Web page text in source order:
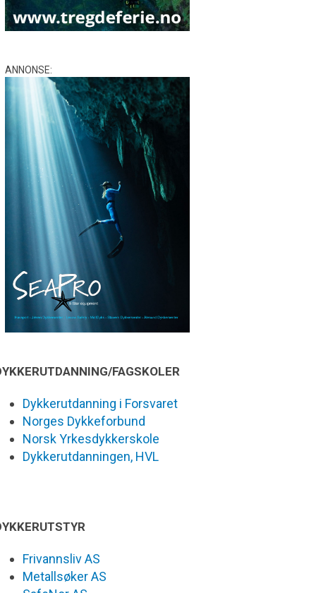
ANNONSE:
FAGSKOLER
Dykkerutdanning i Forsvaret
Norges Dykkeforbund
Norsk Yrkesdykkerskole
Dykkerutdanningen, HVL
Frivannsliv AS
Metallsøker AS